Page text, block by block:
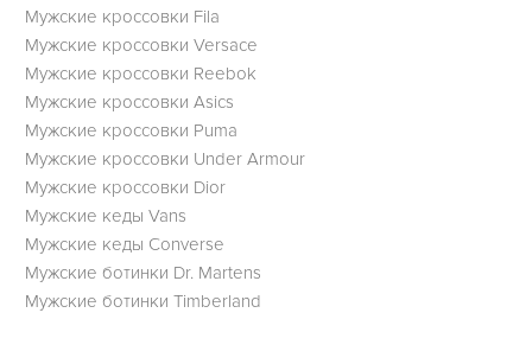
Мужские кроссовки Fila
Мужские кроссовки Versace
Мужские кроссовки Reebok
Мужские кроссовки Asics
Мужские кроссовки Puma
Мужские кроссовки Under Armour
Мужские кроссовки Dior
Мужские кеды Vans
Мужские кеды Converse
Мужские ботинки Dr. Martens
Мужские ботинки Timberland